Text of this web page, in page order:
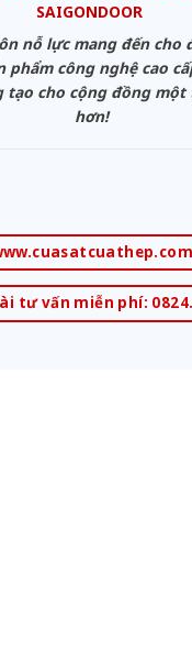
SAIGONDOOR
nỗ lực mang đến cho
phẩm công nghệ cao
tạo cho cộng đồng
hơn!
tư vấn miễn phí: